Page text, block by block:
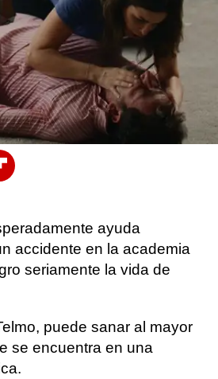
de 2023, 18:04
ayuda
accidente en la academia
seriamente la vida de
puede sanar al mayor
se encuentra en una